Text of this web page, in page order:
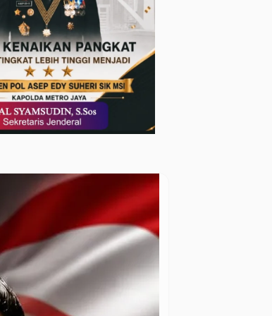
Ratusan
Gelar
Pekat
Nataru!
Opini
Kejebak
Oknum
Birokrasi
Dinas,
‘Terjeglongi’
Lalu